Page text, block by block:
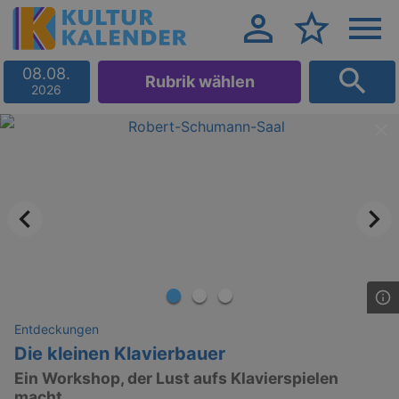
08.08.
2026 Rubrik wählen
Entdeckungen
Die kleinen Klavierbauer
Ein Workshop, der Lust aufs Klavierspielen